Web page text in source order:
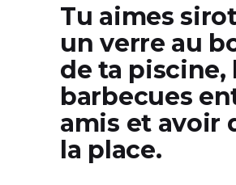
Tu aimes
un verre au
de ta piscine,
barbecues
amis et avoir
la place.